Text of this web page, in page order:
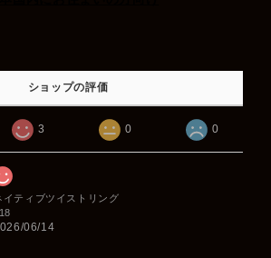
ショップの評価
3 0 0
イティブツイストリング
06/14